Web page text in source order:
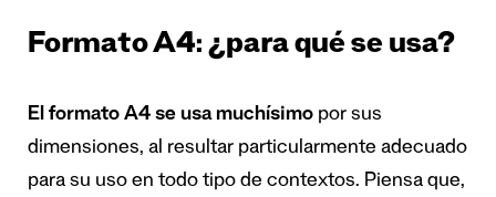
Formato A4: ¿para qué se usa?
El formato A4 se usa muchísimo por sus
dimensiones, al resultar particularmente adecuado
para su uso en todo tipo de contextos. Piensa que,